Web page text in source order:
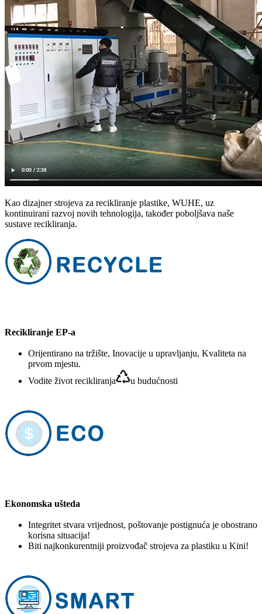
Kao dizajner strojeva za recikliranje plastike, WUHE, uz
kontinuirani razvoj novih tehnologija, također poboljšava naše
sustave recikliranja.
Recikliranje EP-a
Orijentirano na tržište, Inovacije u upravljanju, Kvaliteta na
prvom mjestu.
Vodite život recikliranja
u budućnosti
Ekonomska ušteda
Integritet stvara vrijednost, poštovanje postignuća je obostrano
korisna situacija!
Biti najkonkurentniji proizvođač strojeva za plastiku u Kini!